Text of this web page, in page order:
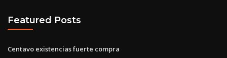
Featured Posts
Centavo existencias fuerte compra